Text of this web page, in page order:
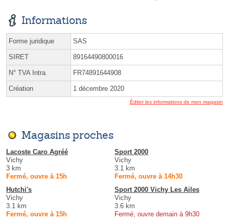
Informations
Forme juridique SAS
SIRET 89164490800016
N° TVA Intra. FR74891644908
Création 1 décembre 2020
Éditer les informations de mon magasin
Magasins proches
Lacoste Caro Agréé
Vichy
3 km
Fermé, ouvre à 15h
Sport 2000
Vichy
3.1 km
Fermé, ouvre à 14h30
Hutchi's
Vichy
3.1 km
Fermé, ouvre à 15h
Sport 2000 Vichy Les Ailes
Vichy
3.6 km
Fermé, ouvre demain à 9h30